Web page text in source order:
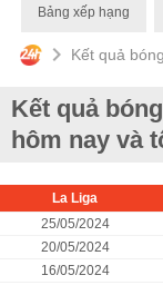
Bảng xếp hạng
Kết quả
Kết quả
hôm nay và
La Liga
25/05/2024
20/05/2024
16/05/2024